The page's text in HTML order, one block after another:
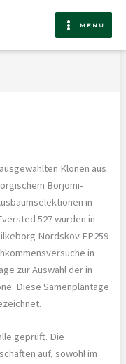
MENU
Klonen aus
Borjomi-
in
527 wurden in
Nordskov FP259
in
zur Auswahl der in
Diese Samenplantage
geprüft. Die
auf, sowohl im